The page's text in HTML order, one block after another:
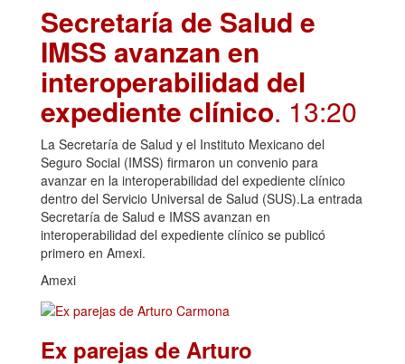
Secretaría de Salud e
IMSS avanzan en
interoperabilidad del
expediente clínico. 13:20
La Secretaría de Salud y el Instituto Mexicano del
Seguro Social (IMSS) firmaron un convenio para
avanzar en la interoperabilidad del expediente clínico
dentro del Servicio Universal de Salud (SUS).La entrada
Secretaría de Salud e IMSS avanzan en
interoperabilidad del expediente clínico se publicó
primero en Amexi.
Amexi
Ex parejas de Arturo